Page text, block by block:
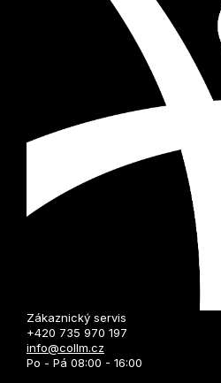
Zákaznický servis
+420 735 970 197
info@collm.cz
Po - Pá 08:00 - 16:00